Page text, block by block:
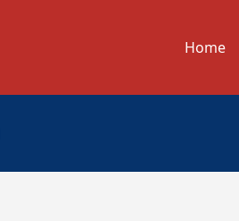
Home